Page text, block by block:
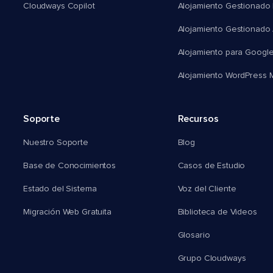
Cloudways Copilot Alojamiento Gestionado
Alojamiento Gestionado
Alojamiento para
Alojamiento WordPress
Soporte
Nuestro Soporte
Base de Conocimientos
Estado del Sistema
Migración Web Gratuita
Recursos
Blog
Casos de Estudio
Voz del Cliente
Biblioteca de Videos
Glosario
Grupo Cloudways